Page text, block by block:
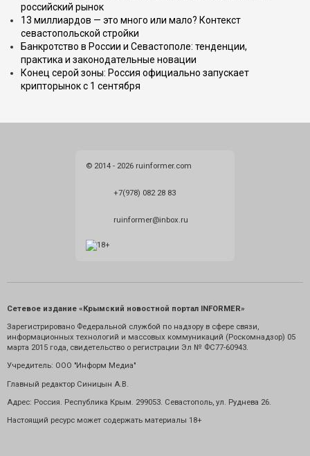
российский рынок
13 миллиардов — это много или мало? Контекст
севастопольской стройки
Банкротство в России и Севастополе: тенденции,
практика и законодательные новации
Конец серой зоны: Россия официально запускает
крипторынок с 1 сентября
© 2014 - 2026 ruinformer.com
+7(978) 082 28 83
ruinformer@inbox.ru
Сетевое издание «Крымский новостной портал INFORMER»
Зарегистрировано Федеральной службой по надзору в сфере связи,
информационных технологий и массовых коммуникаций (Роскомнадзор) 05
марта 2015 года, свидетельство о регистрации Эл № ФС77-60943.
Учредитель: ООО "Информ Медиа"
Главный редактор Синицын А.В.
Адрес: Россия. Республика Крым. 299053. Севастополь, ул. Руднева 26.
Настоящий ресурс может содержать материалы 18+